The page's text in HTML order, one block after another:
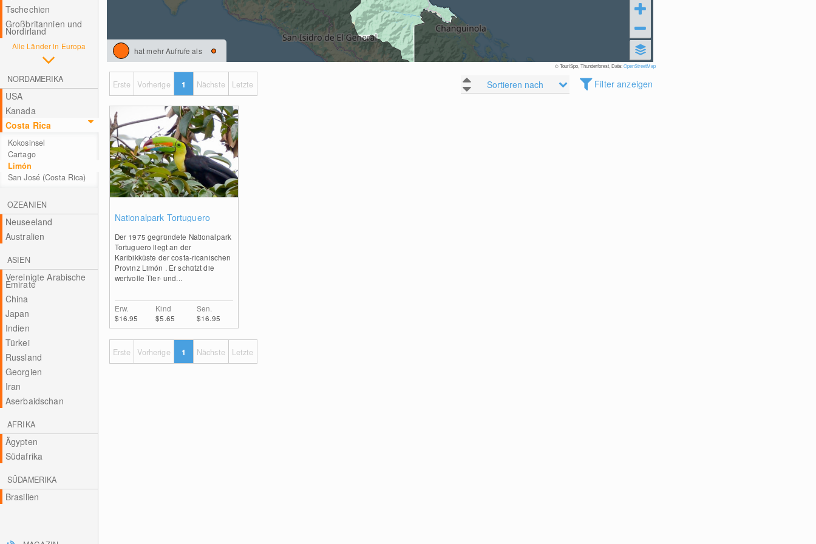
Tschechien
Großbritannien und
Nordirland
Alle Länder in Europa
NORDAMERIKA
USA
Kanada
Costa Rica
Kokosinsel
Cartago
Limón
San José (Costa Rica)
OZEANIEN
Neuseeland
Australien
ASIEN
Vereinigte Arabische
Emirate
China
Japan
Indien
Türkei
Russland
Georgien
Iran
Aserbaidschan
AFRIKA
Ägypten
Südafrika
SÜDAMERIKA
Brasilien
hat mehr Aufrufe als
© TouriSpo, Thunderforest, Data:OpenStreetMap
Sortieren nach Filter anzeigen
Erste Vorherige 1 Nächste Letzte
Nationalpark Tortuguero
Der 1975 gegründete Nationalpark
Tortuguero liegt an der
Karibikküste der costa-ricanischen
Provinz Limón . Er schützt die
wertvolle Tier- und...
Erw.
$16.95
Kind
$5.65
Sen.
$16.95
Erste Vorherige 1 Nächste Letzte